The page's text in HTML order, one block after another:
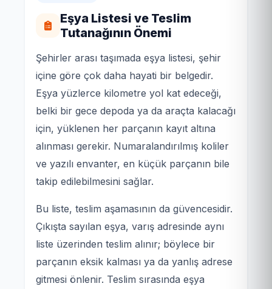
Eşya Listesi ve Teslim
Tutanağının Önemi
Şehirler arası taşımada eşya listesi, şehir
içine göre çok daha hayati bir belgedir.
Eşya yüzlerce kilometre yol kat edeceği,
belki bir gece depoda ya da araçta kalacağı
için, yüklenen her parçanın kayıt altına
alınması gerekir. Numaralandırılmış koliler
ve yazılı envanter, en küçük parçanın bile
takip edilebilmesini sağlar.
Bu liste, teslim aşamasının da güvencesidir.
Çıkışta sayılan eşya, varış adresinde aynı
liste üzerinden teslim alınır; böylece bir
parçanın eksik kalması ya da yanlış adrese
gitmesi önlenir. Teslim sırasında eşya